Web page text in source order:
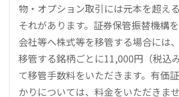
物・オプション取引には元本を超え
それがあります。証券保管振替機構
会社等へ株式等を移管する場合には
移管する銘柄ごとに11,000円（税込
て移管手数料をいただきます。有価
かりについては、料金をいただきま